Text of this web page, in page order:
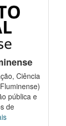
Ciência
pública e
de